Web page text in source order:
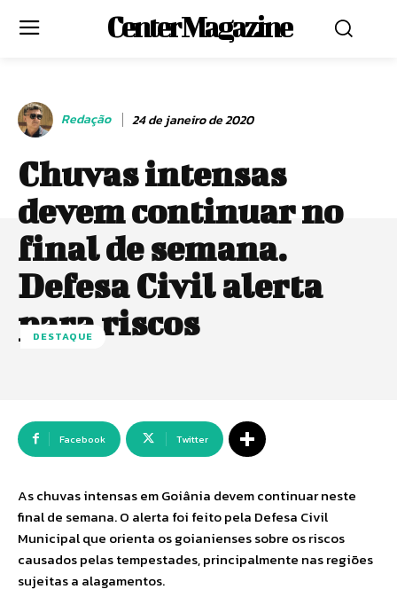
Center Magazine
Redação 24 de janeiro de 2020
Chuvas intensas
devem continuar no
final de semana.
Defesa Civil alerta
para riscos
DESTAQUE
Facebook Twitter
As chuvas intensas em Goiânia devem continuar neste
final de semana. O alerta foi feito pela Defesa Civil
Municipal que orienta os goianienses sobre os riscos
causados pelas tempestades, principalmente nas regiões
sujeitas a alagamentos.